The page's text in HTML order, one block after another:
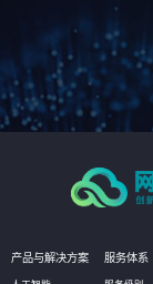
产品与解决方案 服务体系